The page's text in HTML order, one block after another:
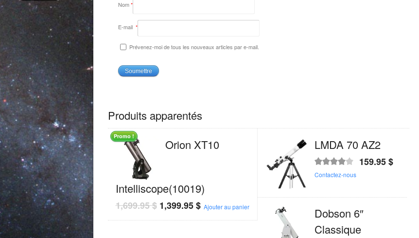
Nom*
E-mail *
Prévenez-moi de tous les nouveaux articles par e-mail.
Produits apparentés
Promo !
Orion XT10
Intelliscope(10019)
1,699.95$ 1,399.95$ Ajouter au panier
LMDA 70 AZ2
sur 5
159.95$
Contactez-nous
Dobson 6″
Classique